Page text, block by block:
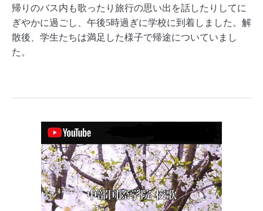
帰りのバス内も歌ったり旅行の思い出を話したりしてに
ぎやかに過ごし、午後5時過ぎに学校に到着しました。解
散後、学生たちは満足した様子で帰途についていまし
た。